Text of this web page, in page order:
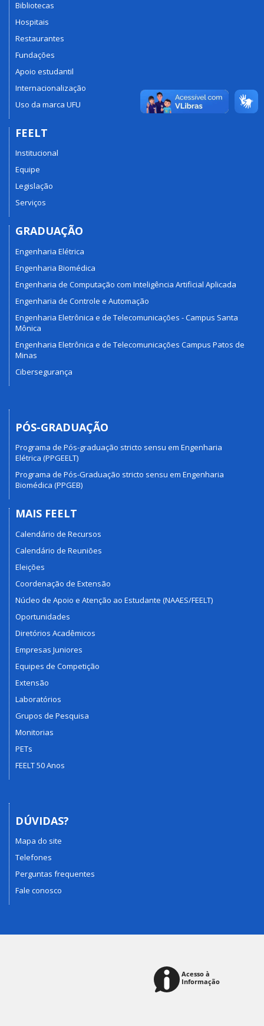
Bibliotecas
Hospitais
Restaurantes
Fundações
Apoio estudantil
Internacionalização
Uso da marca UFU
FEELT
Institucional
Equipe
Legislação
Serviços
GRADUAÇÃO
Engenharia Elétrica
Engenharia Biomédica
Engenharia de Computação com Inteligência Artificial Aplicada
Engenharia de Controle e Automação
Engenharia Eletrônica e de Telecomunicações - Campus Santa
Mônica
Engenharia Eletrônica e de Telecomunicações Campus Patos de
Minas
Cibersegurança
PÓS-GRADUAÇÃO
Programa de Pós-graduação stricto sensu em Engenharia
Elétrica (PPGEELT)
Programa de Pós-Graduação stricto sensu em Engenharia
Biomédica (PPGEB)
MAIS FEELT
Calendário de Recursos
Calendário de Reuniões
Eleições
Coordenação de Extensão
Núcleo de Apoio e Atenção ao Estudante (NAAES/FEELT)
Oportunidades
Diretórios Acadêmicos
Empresas Juniores
Equipes de Competição
Extensão
Laboratórios
Grupos de Pesquisa
Monitorias
PETs
FEELT 50 Anos
DÚVIDAS?
Mapa do site
Telefones
Perguntas frequentes
Fale conosco